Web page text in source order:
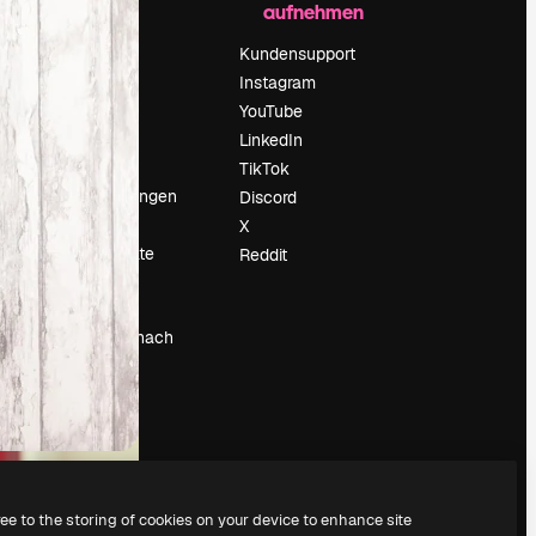
Preise
Über uns
Reviews
Karriere
Suchtrends
Blog
Veranstaltungen
Slidesgo
Deine Inhalte
verkaufen
Pressesaal
Suchst du nach
magnific.ai
aufnehmen
Kundensupport
Instagram
YouTube
LinkedIn
TikTok
Discord
X
Reddit
to the storing of cookies on your device to enhance site